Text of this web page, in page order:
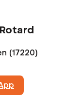
(17220)